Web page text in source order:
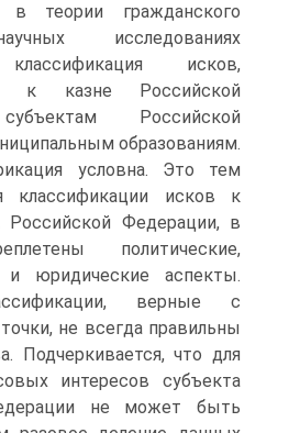
в теории гражданского
исследованиях
исков,
к казне Российской
Российской
образованиям.
условна. Это тем
классификации исков к
Российской Федерации, в
политические,
и юридические аспекты.
верные с
не всегда правильны
Подчеркивается, что для
интересов субъекта
не может быть